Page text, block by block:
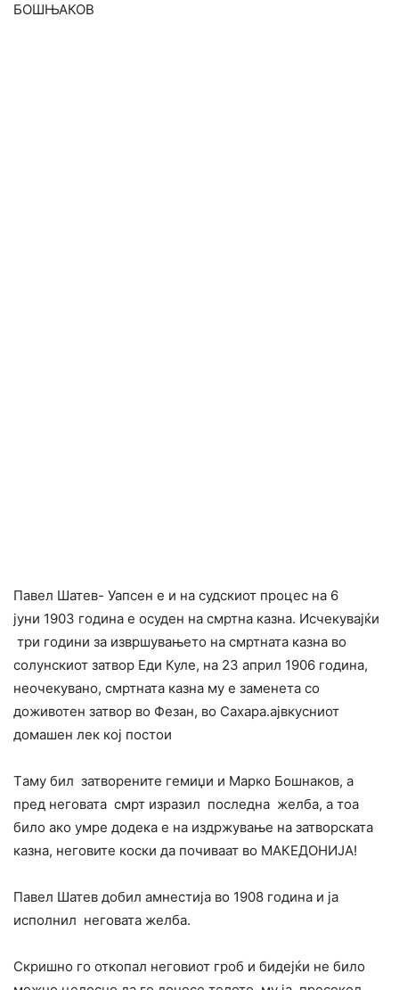
БОШЊАКОВ
Павел Шатев- Уапсен е и на судскиот процес на 6
јуни 1903 година е осуден на смртна казна. Исчекувајќи
три години за извршувањето на смртната казна во
солунскиот затвор Еди Куле, на 23 април 1906 година,
неочекувано, смртната казна му е заменета со
доживотен затвор во Фезан, во Сахара.ајвкусниот
домашен лек кој постои
Tаму бил затворените гемиџи и Марко Бошнаков, а
пред неговата смрт изразил последна желба, а тоа
било ако умре додека е на издржување на затворската
казна, неговите коски да почиваат во МАКЕДОНИЈА!
Павел Шатев добил амнестија во 1908 година и ја
исполнил неговата желба.
Скришно го откопал неговиот гроб и бидејќи не било